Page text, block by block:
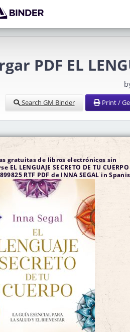
PDF EL
Search GM Binder Print /
gratuitas de libros electrónicos sin
EL LENGUAJE SECRETO DE TU CUERPO
RTF PDF de INNA SEGAL in